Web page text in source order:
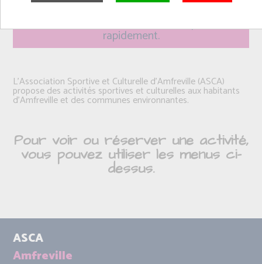
vous conseillons vivement de vous préinscrire
rapidement.
L'Association Sportive et Culturelle d'Amfreville (ASCA)
propose des activités sportives et culturelles aux habitants
d'Amfreville et des communes environnantes.
Pour voir ou réserver une activité,
vous pouvez utiliser les menus ci-
dessus.
ASCA
Amfreville